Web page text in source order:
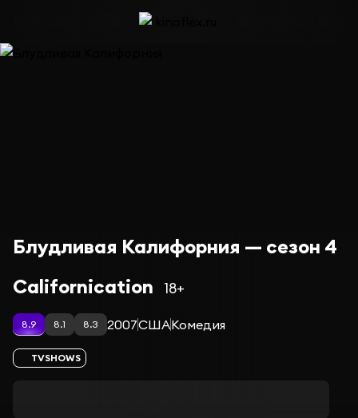
Блудливая Калифорния — сезон 4
Californication
18+
8.9 8.1 8.3 2007СШАКомедия
TVSHOWS